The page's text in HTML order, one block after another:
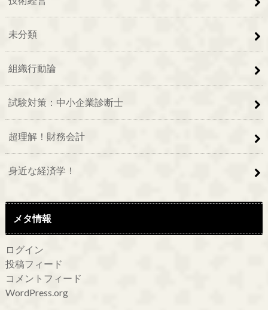
未分類
組織行動論
試験対策：中小企業診断士
超理解！財務会計
身近な経済学！
メタ情報
ログイン
投稿フィード
コメントフィード
WordPress.org